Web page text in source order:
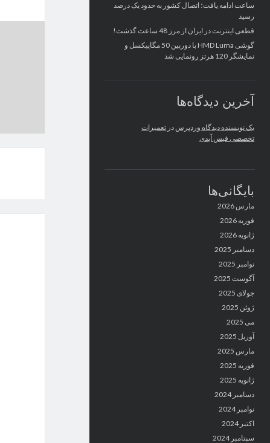
ساعت ادامه یافت؛ اتصال کشور به حدود یک درصد
رسید
قطعی اینترنت در ایران از مرز 48 ساعت گذشت!
گوشی HMD Luma با دوربین 50 مگاپیکسل و
نمایشگر 120 هرتز رونمایی شد
آخرین دیدگاه‌ها
یک نویسنده دیدگاه وردپرس در تعمیرات
تخصصی فیس آیدی
بایگانی‌ها
مارس 2026
فوریه 2026
ژانویه 2026
دسامبر 2025
نوامبر 2025
آگوست 2025
جولای 2025
ژوئن 2025
می 2025
آوریل 2025
مارس 2025
فوریه 2025
ژانویه 2025
دسامبر 2024
نوامبر 2024
اکتبر 2024
سپتامبر 2024